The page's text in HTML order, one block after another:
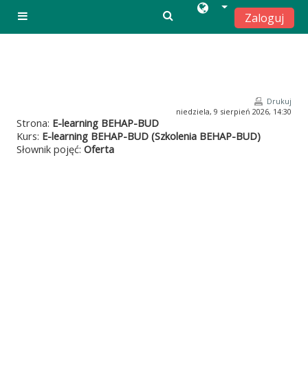
Panel boczny
Zaloguj
Drukuj
niedziela, 9 sierpień 2026, 14:30
Strona: E-learning BEHAP-BUD
Kurs: E-learning BEHAP-BUD (Szkolenia BEHAP-BUD)
Słownik pojęć:Oferta